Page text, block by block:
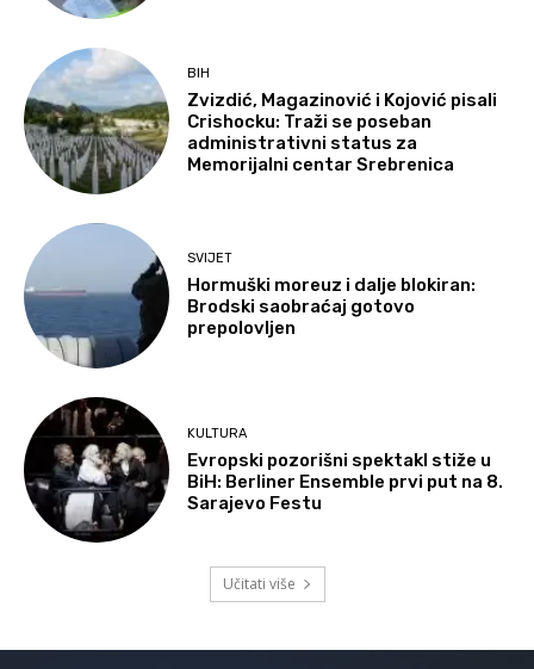
BIH
Zvizdić, Magazinović i Kojović pisali
Crishocku: Traži se poseban
administrativni status za
Memorijalni centar Srebrenica
SVIJET
Hormuški moreuz i dalje blokiran:
Brodski saobraćaj gotovo
prepolovljen
KULTURA
Evropski pozorišni spektakl stiže u
BiH: Berliner Ensemble prvi put na 8.
Sarajevo Festu
Učitati više